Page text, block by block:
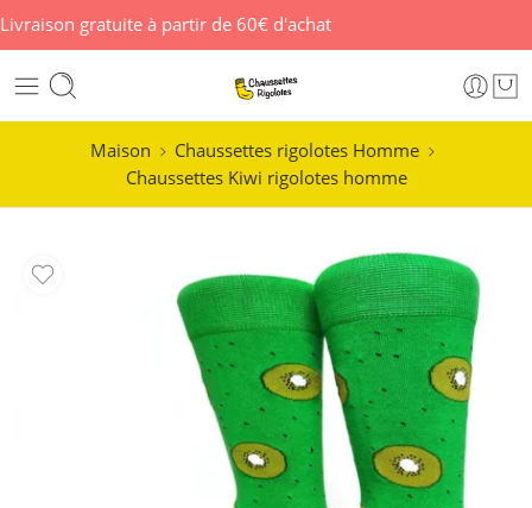
Livraison gratuite à partir de 60€ d'achat
Maison
Chaussettes rigolotes Homme
Chaussettes Kiwi rigolotes homme